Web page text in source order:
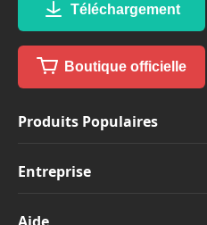
Téléchargement
Boutique officielle
Produits Populaires
Entreprise